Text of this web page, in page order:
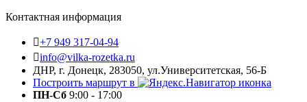
Контактная информация
+7 949 317-04-94
info@vilka-rozetka.ru
ДНР, г. Донецк, 283050, ул.Университетская, 56-Б
Построить маршрут в
ПН-Сб 9:00 - 17:00